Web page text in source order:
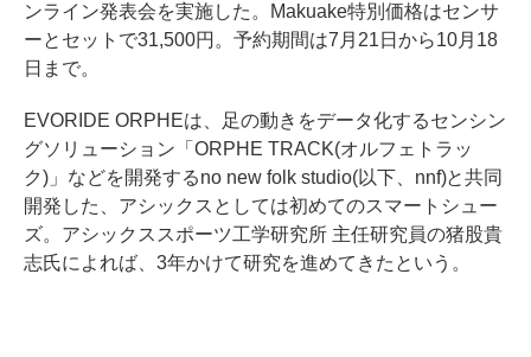
ンライン発表会を実施した。Makuake特別価格はセンサ
ーとセットで31,500円。予約期間は7月21日から10月18
日まで。
EVORIDE ORPHEは、足の動きをデータ化するセンシン
グソリューション「ORPHE TRACK(オルフェトラッ
ク)」などを開発するno new folk studio(以下、nnf)と共同
開発した、アシックスとしては初めてのスマートシュー
ズ。アシックススポーツ工学研究所 主任研究員の猪股貴
志氏によれば、3年かけて研究を進めてきたという。